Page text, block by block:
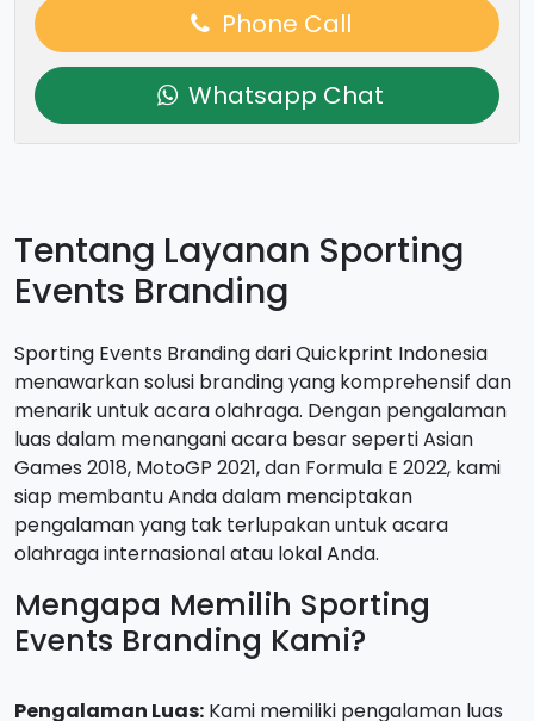
Phone Call
Whatsapp Chat
Tentang Layanan Sporting
Events Branding
Sporting Events Branding dari Quickprint Indonesia
menawarkan solusi branding yang komprehensif dan
menarik untuk acara olahraga. Dengan pengalaman
luas dalam menangani acara besar seperti Asian
Games 2018, MotoGP 2021, dan Formula E 2022, kami
siap membantu Anda dalam menciptakan
pengalaman yang tak terlupakan untuk acara
olahraga internasional atau lokal Anda.
Mengapa Memilih Sporting
Events Branding Kami?
Pengalaman Luas: Kami memiliki pengalaman luas